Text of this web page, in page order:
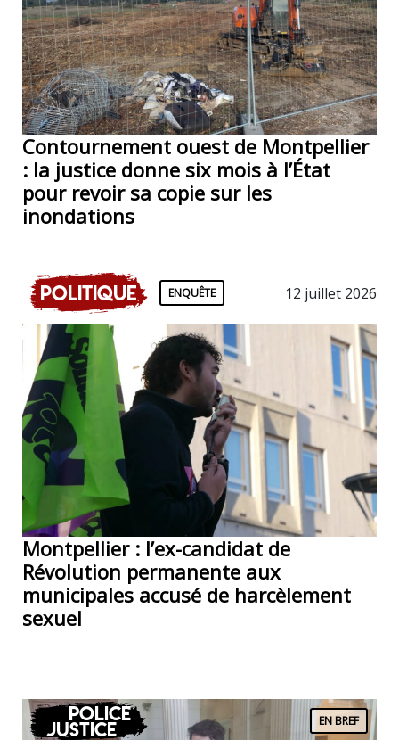
Contournement ouest de Montpellier
: la justice donne six mois à l’État
pour revoir sa copie sur les
inondations
Politique ENQUÊTE 12 juillet 2026
Montpellier : l’ex-candidat de
Révolution permanente aux
municipales accusé de harcèlement
sexuel
Police
Justice EN BREF